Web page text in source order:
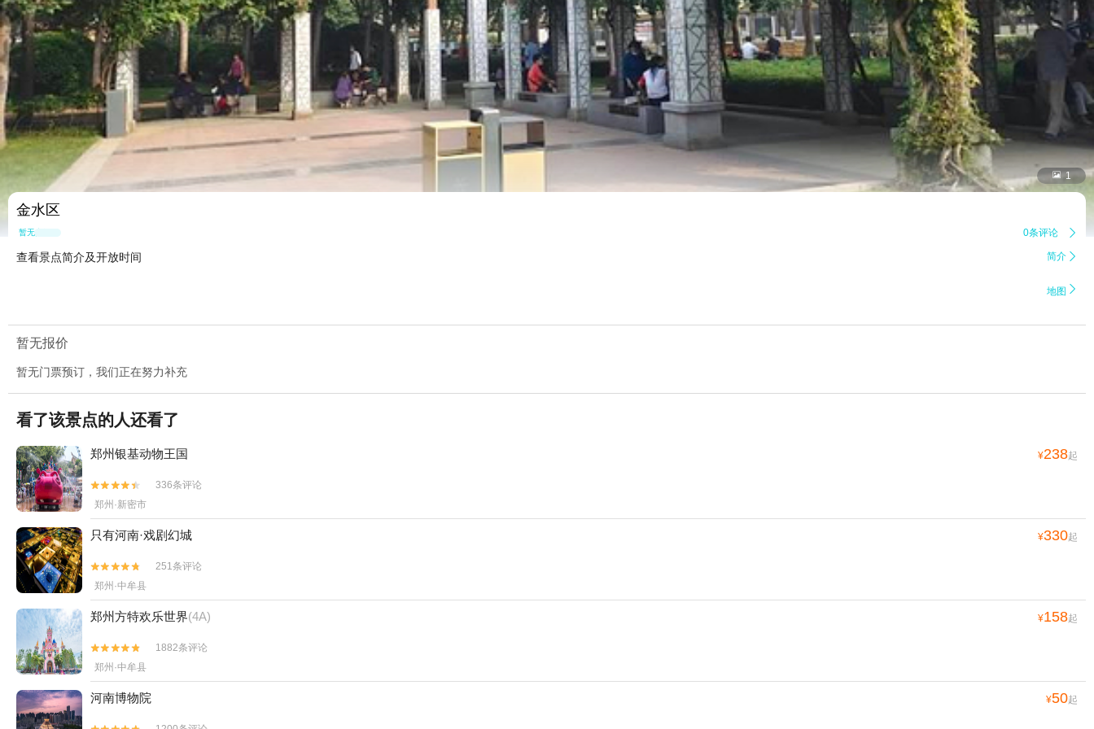
 1
金水区
暂无点评 0条评论 
查看景点简介及开放时间 简介 
地图 
暂无报价
暂无门票预订，我们正在努力补充
看了该景点的人还看了
郑州银基动物王国 ¥238起


336条评论
郑州·新密市
只有河南·戏剧幻城 ¥330起


251条评论
郑州·中牟县
郑州方特欢乐世界(4A) ¥158起


1882条评论
郑州·中牟县
河南博物院 ¥50起